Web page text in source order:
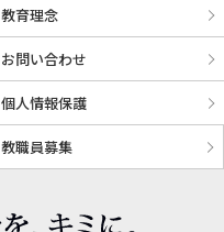
教育理念
お問い合わせ
個人情報保護
教職員募集